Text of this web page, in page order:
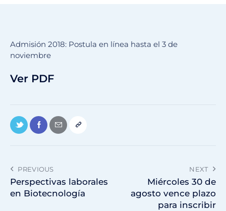
Admisión 2018: Postula en línea hasta el 3 de
noviembre
Ver PDF
PREVIOUS
Perspectivas laborales
en Biotecnología
NEXT
Miércoles 30 de
agosto vence plazo
para inscribir